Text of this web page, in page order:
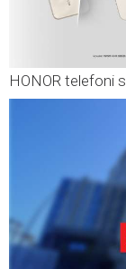
HONOR telefoni